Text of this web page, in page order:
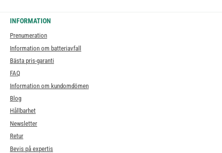
INFORMATION
Prenumeration
Information om batteriavfall
Bästa pris-garanti
FAQ
Information om kundomdömen
Blog
Hållbarhet
Newsletter
Retur
Bevis på expertis